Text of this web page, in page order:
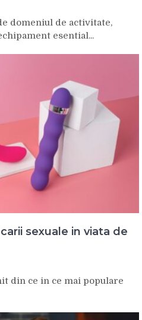
domeniul de activitate,
esential...
sexuale in viata de
din ce in ce mai populare